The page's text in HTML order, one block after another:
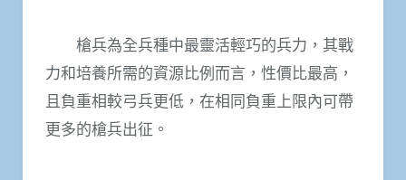
槍兵為全兵種中最靈活輕巧的兵力，其戰
力和培養所需的資源比例而言，性價比最高，
且負重相較弓兵更低，在相同負重上限內可帶
更多的槍兵出征。